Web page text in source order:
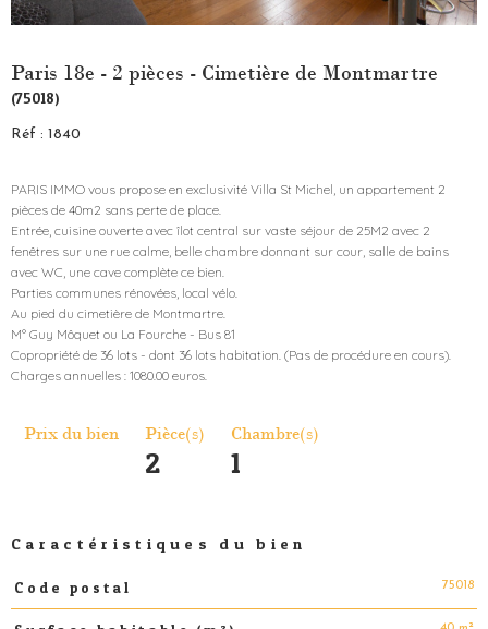
Paris 18e - 2 pièces - Cimetière de Montmartre
(75018)
Réf : 1840
PARIS IMMO vous propose en exclusivité Villa St Michel, un appartement 2
pièces de 40m2 sans perte de place.
Entrée, cuisine ouverte avec îlot central sur vaste séjour de 25M2 avec 2
fenêtres sur une rue calme, belle chambre donnant sur cour, salle de bains
avec WC, une cave complète ce bien.
Parties communes rénovées, local vélo.
Au pied du cimetière de Montmartre.
M° Guy Môquet ou La Fourche - Bus 81
Copropriété de 36 lots - dont 36 lots habitation. (Pas de procédure en cours).
Prix du bien Pièce(s)
2
Chambre(s)
1
Caractéristiques du bien
Caractéristiques Valeurs
Code postal 75018